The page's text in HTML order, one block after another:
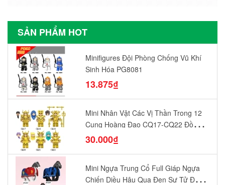
SẢN PHẨM HOT
Minifigures Đội Phòng Chống Vũ Khí
Sinh Hóa PG8081
13.875₫
Mini Nhân Vật Các Vị Thần Trong 12
Cung Hoàng Đạo CQ17-CQ22 Đồ
Chơi Lắp Ráp Mô Hình Yêu Thích
30.000₫
Mini Ngựa Trung Cổ Full Giáp Ngựa
Chiến Diều Hâu Quạ Đen Sư Tử Đỏ